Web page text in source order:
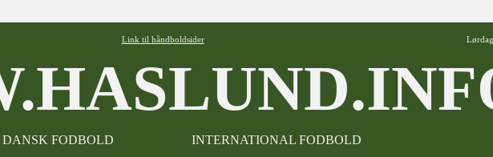
Link til håndboldsider
DANSK FODBOLD INTERNATIONAL FODBOLD